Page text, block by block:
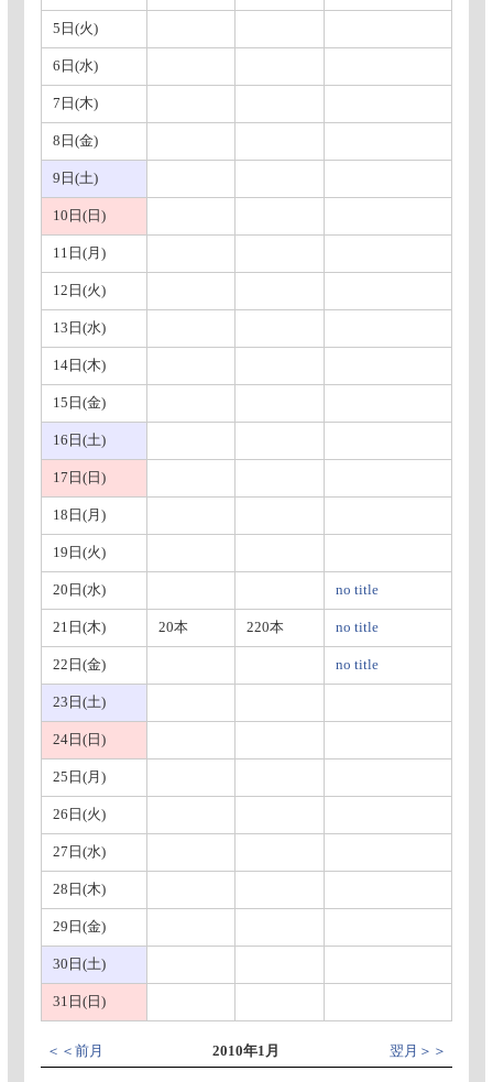
5日(火)
6日(水)
7日(木)
8日(金)
9日(土)
10日(日)
11日(月)
12日(火)
13日(水)
14日(木)
15日(金)
16日(土)
17日(日)
18日(月)
19日(火)
20日(水) no title
21日(木) 20本 220本 no title
22日(金) no title
23日(土)
24日(日)
25日(月)
26日(火)
27日(水)
28日(木)
29日(金)
30日(土)
31日(日)
＜＜前月 2010年1月 翌月＞＞